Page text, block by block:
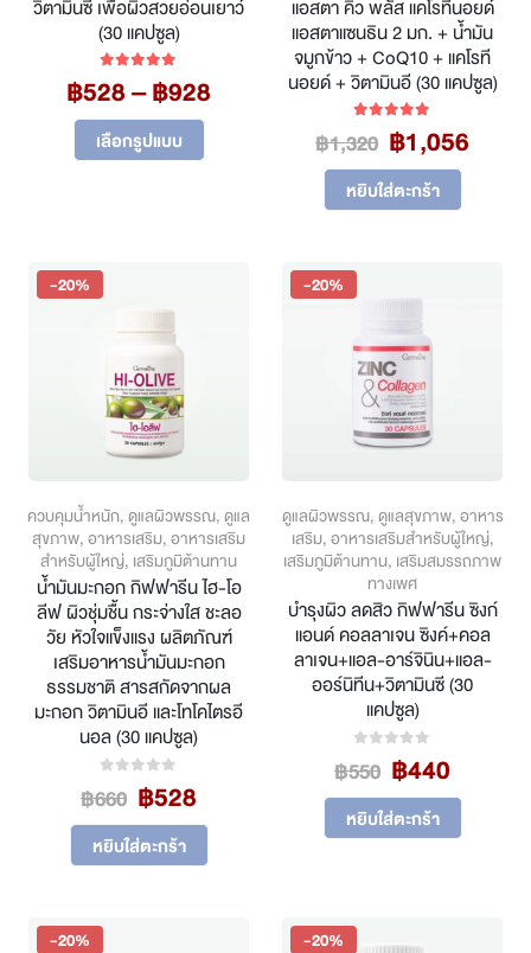
วิตามินซี เพื่อผิวสวยอ่อนเยาว์
(30 แคปซูล)
฿528–฿928
เลือกรูปแบบ
This
product
แอสตา คิว พลัส แคโรทีนอยด์
แอสตาแซนธิน 2 มก. + น้ำมัน
จมูกข้าว + CoQ10 + แคโรที
นอยด์ + วิตามินอี (30 แคปซูล)
฿1,320 Original
price
was:
฿1,320.
฿1,056
หยิบใส่ตะกร้า
-20%
ควบคุมน้ำหนัก, ดูแลผิวพรรณ, ดูแล
สุขภาพ,อาหารเสริม,อาหารเสริม
สำหรับผู้ใหญ่, เสริมภูมิต้านทาน
น้ำมันมะกอก กิฟฟารีน ไฮ-โอ
ลีฟ ผิวชุ่มชื้น กระจ่างใส ชะลอ
วัย หัวใจแข็งแรง ผลิตภัณฑ์
เสริมอาหารน้ำมันมะกอก
ธรรมชาติ สารสกัดจากผล
มะกอก วิตามินอี และโทโคไตรอี
นอล (30 แคปซูล)
฿660 Original
price
was:
฿660.
฿528Current
price
฿528.
หยิบใส่ตะกร้า
-20%
ดูแลผิวพรรณ, ดูแลสุขภาพ,อาหาร
เสริม,อาหารเสริมสำหรับผู้ใหญ่,
เสริมภูมิต้านทาน, เสริมสมรรถภาพ
ทางเพศ
บำรุงผิว ลดสิว กิฟฟารีน ซิงก์
แอนด์ คอลลาเจน ซิงค์+คอล
ลาเจน+แอล-อาร์จินิน+แอล-
ออร์นิทีน+วิตามินซี (30
แคปซูล)
฿550 Original
price
was:
฿550.
฿440
price
฿440.
หยิบใส่ตะกร้า
-20% -20%